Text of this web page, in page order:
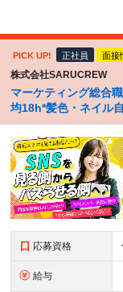
PICK UP! 正社員 面接
株式会社SARUCREW
マーケティング総合
均18h*髪色・ネイル
応募資格
給与